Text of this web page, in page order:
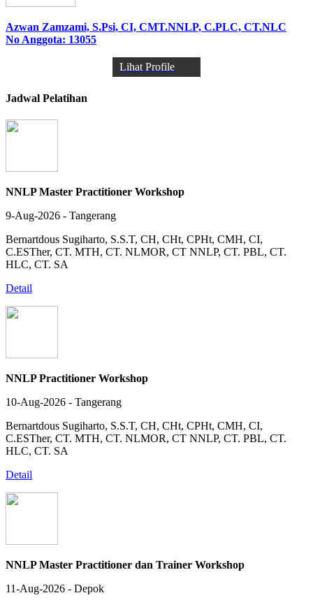
Azwan Zamzami, S.Psi, CI, CMT.NNLP, C.PLC, CT.NLC
No Anggota: 13055
Lihat Profile
Jadwal Pelatihan
NNLP Master Practitioner Workshop
9-Aug-2026 - Tangerang
Bernartdous Sugiharto, S.S.T, CH, CHt, CPHt, CMH, CI,
C.ESTher, CT. MTH, CT. NLMOR, CT NNLP, CT. PBL, CT.
HLC, CT. SA
Detail
NNLP Practitioner Workshop
10-Aug-2026 - Tangerang
Bernartdous Sugiharto, S.S.T, CH, CHt, CPHt, CMH, CI,
C.ESTher, CT. MTH, CT. NLMOR, CT NNLP, CT. PBL, CT.
HLC, CT. SA
Detail
NNLP Master Practitioner dan Trainer Workshop
11-Aug-2026 - Depok